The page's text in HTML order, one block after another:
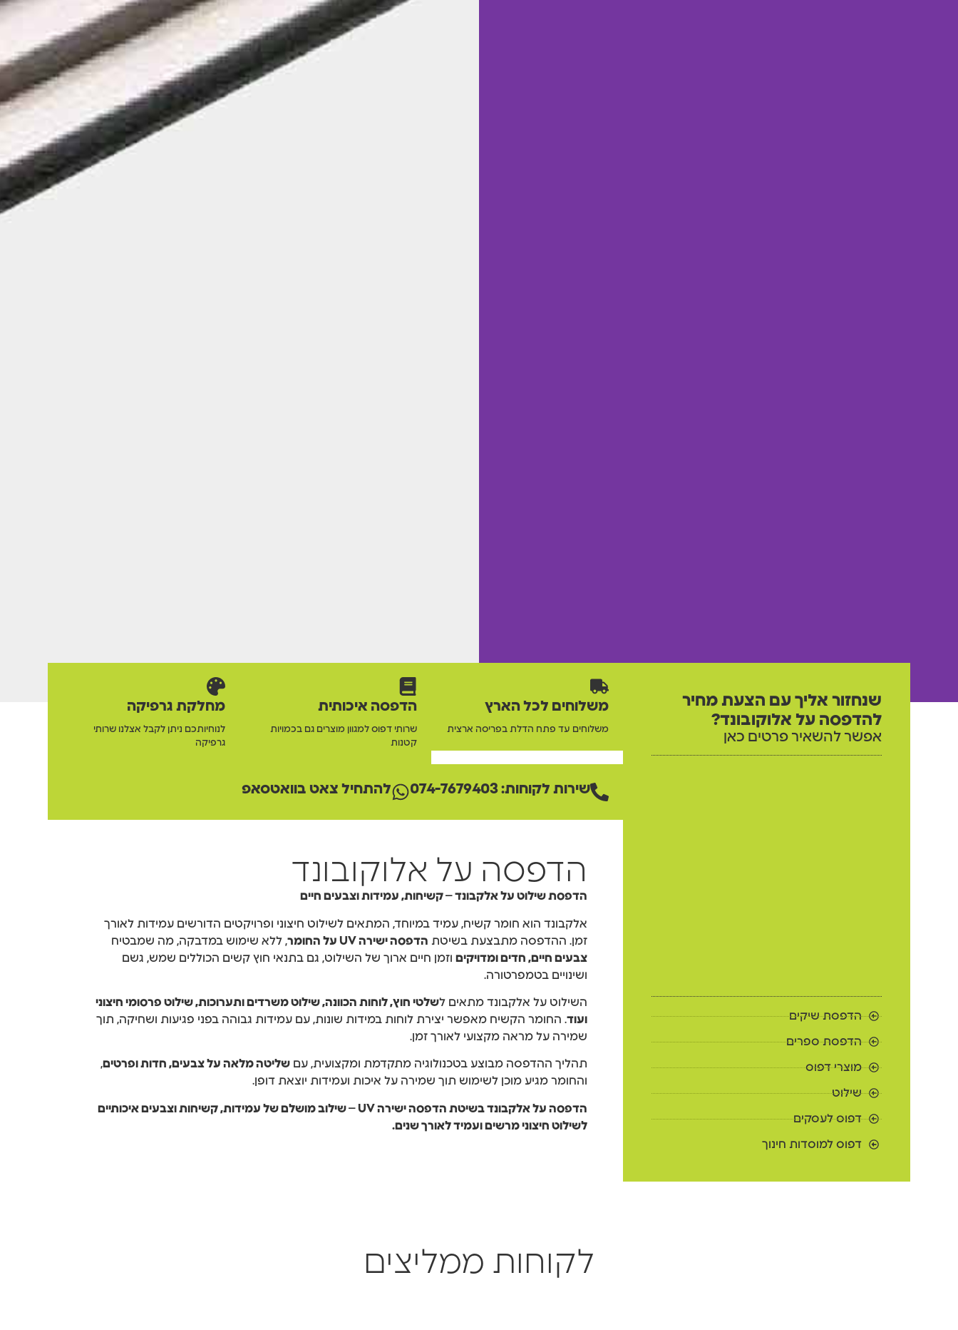
שנחזור אליך עם הצעת מחיר
להדפסה על אלוקובונד?
אפשר להשאיר פרטים כאן
הדפסת שיקים
הדפסת ספרים
מוצרי דפוס
שילוט
דפוס לעסקים
דפוס למוסדות חינוך
משלוחים לכל הארץ
משלוחים עד פתח הדלת בפריסה ארצית
הדפסה איכותית
שרותי דפוס למגוון מוצרים גם בכמויות
קטנות
מחלקת גרפיקה
לנוחיותכם ניתן לקבל אצלנו שרותי
גרפיקה
שירות לקוחות: 074-7679403 להתחיל צאט בוואטסאפ
הדפסה על אלוקובונד
הדפסת שילוט על אלקבונד – קשיחות, עמידות וצבעים חיים
אלקבונד הוא חומר קשיח, עמיד במיוחד, המתאים לשילוט חיצוני ופרויקטים הדורשים עמידות לאורך
זמן. ההדפסה מתבצעת בשיטת הדפסה ישירה UV על החומר
, ללא שימוש במדבקה, מה שמבטיח
צבעים חיים, חדים ומדויקים וזמן חיים ארוך של השילוט, גם בתנאי חוץ קשים הכוללים שמש, גשם
ושינויים בטמפרטורה.
השילוט על אלקבונד מתאים לשלטי חוץ, לוחות הכוונה, שילוט משרדים ותערוכות, שילוט פרסומי חיצוני
ועוד. החומר הקשיח מאפשר יצירת לוחות במידות שונות, עם עמידות גבוהה בפני פגיעות ושחיקה, תוך
שמירה על מראה מקצועי לאורך זמן.
תהליך ההדפסה מבוצע בטכנולוגיה מתקדמת ומקצועית, עםשליטה מלאה על צבעים, חדות ופרטים,
והחומר מגיע מוכן לשימוש תוך שמירה על איכות ועמידות יוצאת דופן.
הדפסה על אלקבונד בשיטת הדפסה ישירה UV – שילוב מושלם של עמידות, קשיחות וצבעים איכותיים
לשילוט חיצוני מרשים ועמיד לאורך שנים.
לקוחות ממליצים